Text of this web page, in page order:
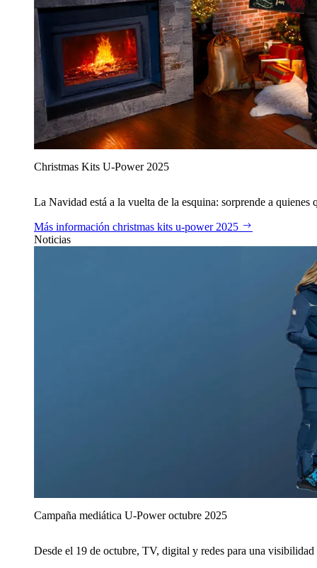
Christmas Kits U‑Power 2025
La Navidad está a la vuelta de la esquina: sorprende a
Más información christmas kits u‑power 2025
Noticias
Campaña mediática U‑Power octubre 2025
Desde el 19 de octubre, TV, digital y redes para una